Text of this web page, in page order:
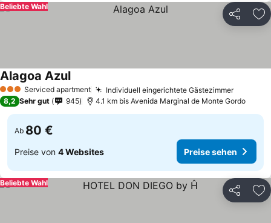
Teilen
Beliebte Wahl
3 SterneServiced apartment Individuell eingerichtete Gästezimmer
Alagoa Azul
8,2 Sehr gut 945 4.1 km bis Avenida Marginal de Monte Gordo
Ab 80 €
Preise von 4 Websites Preise sehen
Teilen
Beliebte Wahl